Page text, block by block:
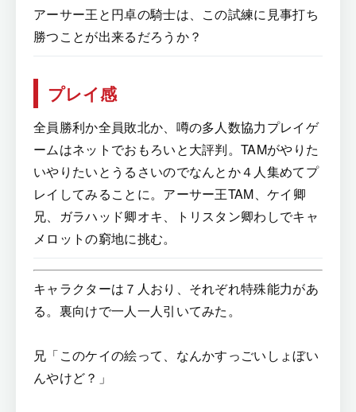
アーサー王と円卓の騎士は、この試練に見事打ち
勝つことが出来るだろうか？
プレイ感
全員勝利か全員敗北か、噂の多人数協力プレイゲ
ームはネットでおもろいと大評判。TAMがやりた
いやりたいとうるさいのでなんとか４人集めてプ
レイしてみることに。アーサー王TAM、ケイ卿
兄、ガラハッド卿オキ、トリスタン卿わしでキャ
メロットの窮地に挑む。
キャラクターは７人おり、それぞれ特殊能力があ
る。裏向けで一人一人引いてみた。
兄「このケイの絵って、なんかすっごいしょぼい
んやけど？」